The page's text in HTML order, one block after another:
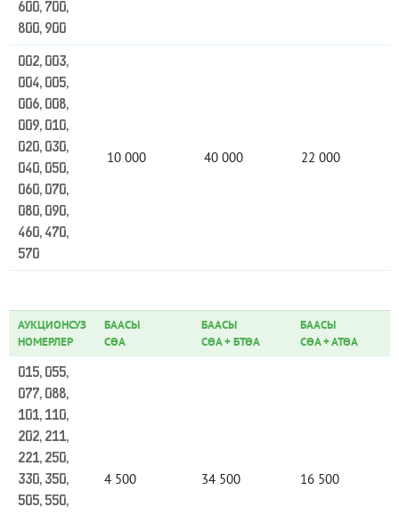
600, 700,
800, 900
002, 003,
004, 005,
006, 008,
009, 010,
020, 030,
040, 050,
060, 070,
080, 090,
460, 470,
570
10 000 40 000 22 000
АУКЦИОНСУЗ
НОМЕРЛЕР
БААСЫ
СӨА
БААСЫ
СӨА+БТӨА
БААСЫ
СӨА+АТӨА
015, 055,
077, 088,
101, 110,
202, 211,
221, 250,
330, 350,
505, 550,
4 500 34 500 16 500